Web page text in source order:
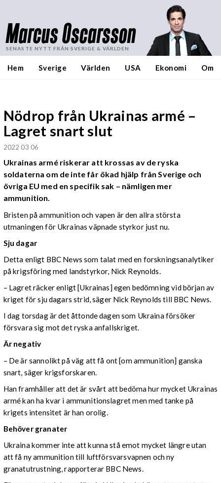
Marcus Oscarsson
SENASTE NYTT FRÅN SVERIGE & VÄRLDEN
Hem Sverige Världen USA Ekonomi Om
Nödrop från Ukrainas armé –
Lagret snart slut
2022 03 06
Ukrainas armé riskerar att krossas av de ryska
soldaterna om de inte får ökad hjälp från Sverige och
övriga EU med en specifik sak – nämligen mer
ammunition.
Bristen på ammunition och vapen är den allra största
utmaningen för Ukrainas väpnade styrkor just nu.
Sju dagar
Detta enligt BBC News som talat med en forskningsanalytiker
på krigsföring med landstyrkor, Nick Reynolds.
– Lagret räcker enligt [Ukrainas] egen bedömning vid början av
kriget för sju dagars strid, säger Nick Reynolds till BBC News.
I dag torsdag är det åttonde dagen som Ukraina försöker
försvara sig mot det ryska anfallskriget.
Är negativ
– De är sannolikt på väg att få ont [om ammunition] ganska
snart, säger krigsforskaren.
Han framhåller att det är svårt att bedöma hur mycket Ukrainas
armé kan ha kvar i ammunitionslagret men med tanke på
krigets intensitet är han orolig.
Behöver granater
Ukraina kommer inte att kunna stå emot mycket längre utan
att få ny ammunition till luftförsvarsvapnen och ny
granatutrustning, rapporterar BBC News.